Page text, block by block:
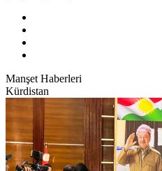
Manşet Haberleri
Kürdistan